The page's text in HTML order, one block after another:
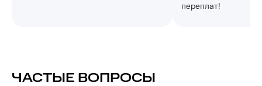
переплат!
ЧАСТЫЕ ВОПРОСЫ